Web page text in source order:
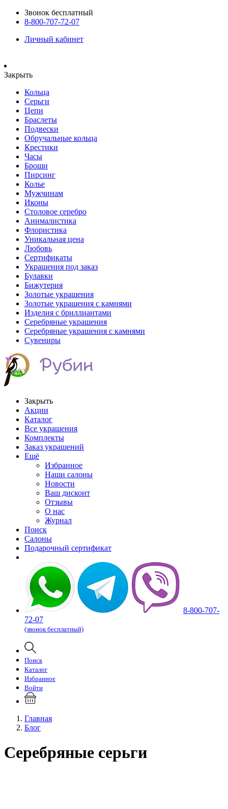
Звонок бесплатный
8-800-707-72-07
Личный кабинет
Закрыть
Кольца
Серьги
Цепи
Браслеты
Подвески
Обручальные кольца
Крестики
Часы
Броши
Пирсинг
Колье
Мужчинам
Иконы
Столовое серебро
Анималистика
Флористика
Уникальная цена
Любовь
Сертификаты
Украшения под заказ
Булавки
Бижутерия
Золотые украшения
Золотые украшения с камнями
Изделия с бриллиантами
Серебряные украшения
Серебряные украшения с камнями
Сувениры
Закрыть
Акции
Каталог
Все украшения
Комплекты
Заказ украшений
Ещё
Избранное
Наши салоны
Новости
Ваш дисконт
Отзывы
О нас
Журнал
Поиск
Салоны
Подарочный сертификат
8-800-707-
72-07
(звонок бесплатный)
Поиск
Каталог
Избранное
Войти
Главная
Блог
Серебряные серьги